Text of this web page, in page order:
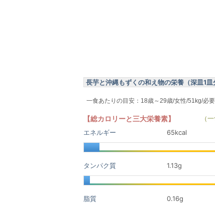
長芋と沖縄もずくの和え物の栄養（深皿1皿
一食あたりの目安：18歳～29歳/女性/51kg/必
【総カロリーと三大栄養素】
（
エネルギー
65kcal
タンパク質 1.13g
脂質 0.16g